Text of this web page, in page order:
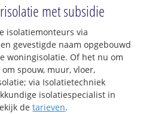
met subsidie
isolatiemonteurs via
gevestigde naam opgebouwd
woningisolatie. Of het nu om
om spouw, muur, vloer,
via Isolatietechniek
isolatiespecialist in
detarieven.